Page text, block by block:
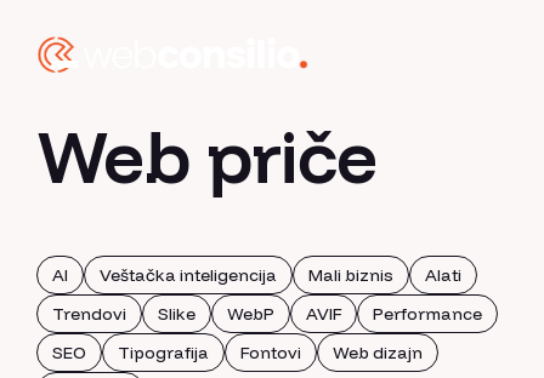
Web priče
AI Veštačka inteligencija Mali biznis
Alati
Trendovi
Slike WebP AVIF
Performance
SEO
Tipografija Fontovi
Web dizajn